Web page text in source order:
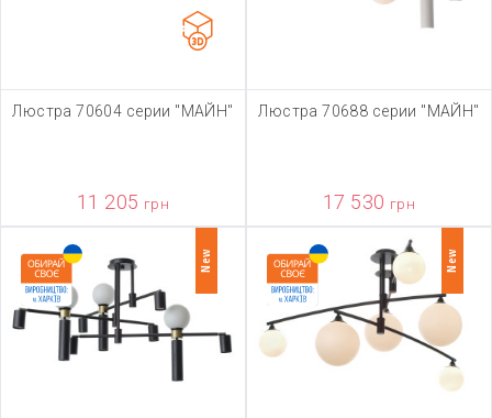
Люстра 70604 серии "МАЙН"
11 205 грн
Люстра 70688 серии "МАЙН"
17 530 грн
New New